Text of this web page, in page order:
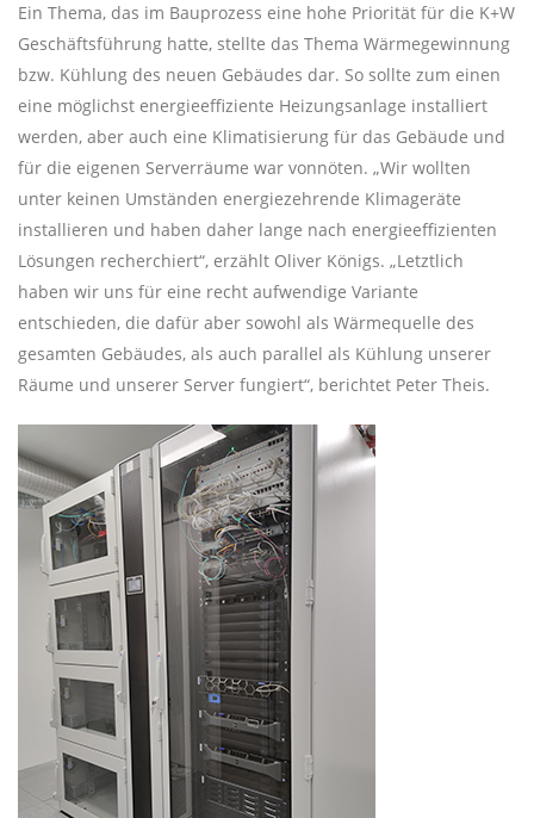
Ein Thema, das im Bauprozess eine hohe Priorität für die K+W
Geschäftsführung hatte, stellte das Thema Wärmegewinnung
bzw. Kühlung des neuen Gebäudes dar. So sollte zum einen
eine möglichst energieeffiziente Heizungsanlage installiert
werden, aber auch eine Klimatisierung für das Gebäude und
für die eigenen Serverräume war vonnöten. „Wir wollten
unter keinen Umständen energiezehrende Klimageräte
installieren und haben daher lange nach energieeffizienten
Lösungen recherchiert“, erzählt Oliver Königs. „Letztlich
haben wir uns für eine recht aufwendige Variante
entschieden, die dafür aber sowohl als Wärmequelle des
gesamten Gebäudes, als auch parallel als Kühlung unserer
Räume und unserer Server fungiert“, berichtet Peter Theis.